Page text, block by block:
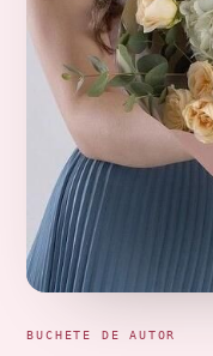
BUCHETE DE AUTOR